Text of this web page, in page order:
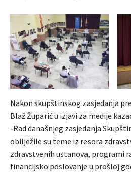
Nakon skupštinskog zasjedanja
Blaž Župarić u izjavi za medije
-Rad današnjeg zasjedanja
obilježile su teme iz resora
zdravstvenih ustanova, programi
financijsko poslovanje u prošloj